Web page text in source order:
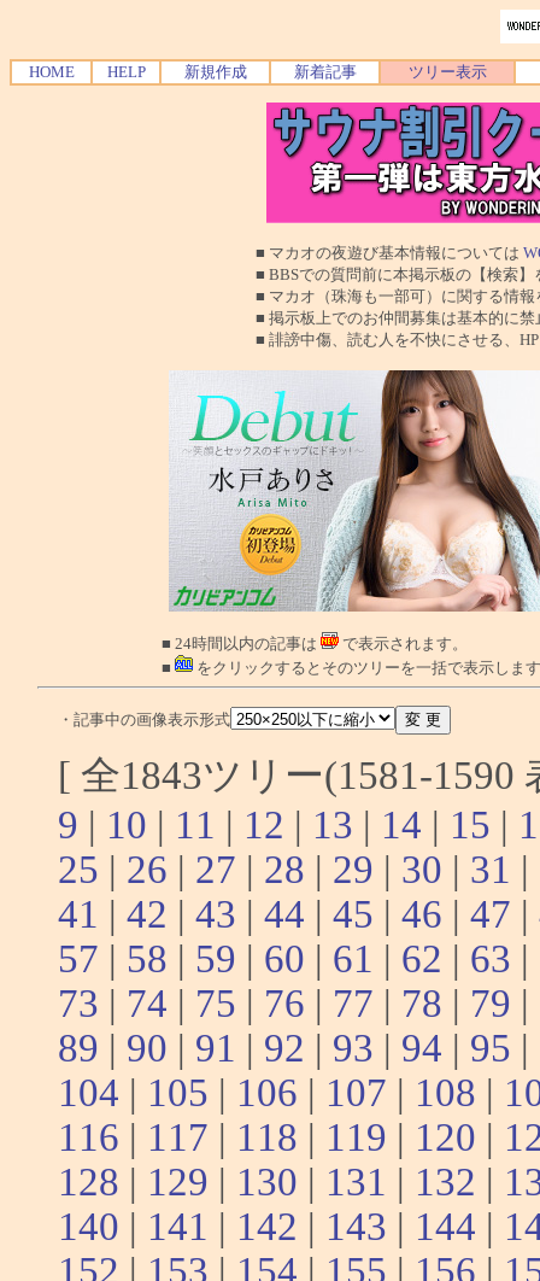
HOME HELP 新規作成 新着記事 ツリー表示
■ マカオの夜遊び基本情報については
■ BBSでの質問前に本掲示板の【検索】を使
■ マカオ（珠海も一部可）に関する情報を交
■ 掲示板上でのお仲間募集は基本的に禁止で
■ 誹謗中傷、読む人を不快にさせる、HPに運
■ 24時間以内の記事は
で表示されます。
■
をクリックするとそのツリーを一括で表示しま
・記事中の画像表示形式
[ 全1843ツリー(1581-
9 | 10 | 11 | 12 | 13 | 14 | 15 |
25 | 26 | 27 | 28 | 29 | 30 | 31 |
41 | 42 | 43 | 44 | 45 | 46 | 47 |
57 | 58 | 59 | 60 | 61 | 62 | 63 |
73 | 74 | 75 | 76 | 77 | 78 | 79 |
89 | 90 | 91 | 92 | 93 | 94 | 95 |
104 | 105 | 106 | 107 | 108 |
116 | 117 | 118 | 119 | 120 |
128 | 129 | 130 | 131 | 132 |
140 | 141 | 142 | 143 | 144 |
152 | 153 | 154 | 155 | 156 |